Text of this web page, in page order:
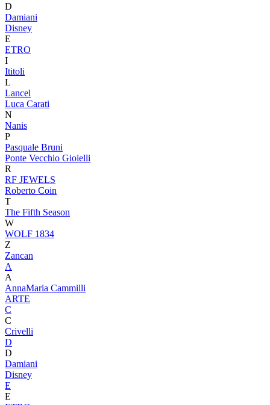
D
Damiani
Disney
E
ETRO
I
Ititoli
L
Lancel
Luca Carati
N
Nanis
P
Pasquale Bruni
Ponte Vecchio Gioielli
R
RF JEWELS
Roberto Coin
T
The Fifth Season
W
WOLF 1834
Z
Zancan
A
A
AnnaMaria Cammilli
ARTE
C
C
Crivelli
D
D
Damiani
Disney
E
E